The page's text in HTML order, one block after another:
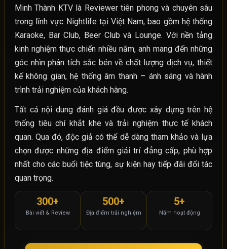
Minh Thành KTV là Reviewer tiên phong và chuyên sâu
trong lĩnh vực Nightlife tại Việt Nam, bao gồm hệ thống
Karaoke, Bar Club, Beer Club và Lounge. Với nền tảng
kinh nghiệm thực chiến nhiều năm, anh mang đến những
góc nhìn phân tích sắc bén về chất lượng dịch vụ, thiết
kế không gian, hệ thống âm thanh – ánh sáng và hành
trình trải nghiệm của khách hàng.
Tất cả nội dung đánh giá đều được xây dựng trên hệ
thống tiêu chí khắt khe và trải nghiệm thực tế khách
quan. Qua đó, độc giả có thể dễ dàng tham khảo và lựa
chọn được những địa điểm giải trí đẳng cấp, phù hợp
nhất cho các buổi tiệc tùng, sự kiện hay tiếp đãi đối tác
quan trọng.
300+
Bài viết & Review
500+
Địa điểm trải nghiệm
5+
Năm hoạt động